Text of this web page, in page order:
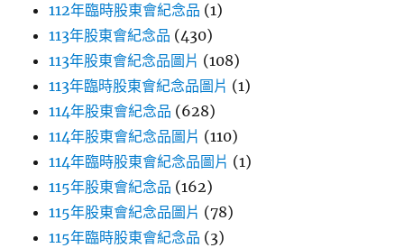
112年臨時股東會紀念品 (1)
113年股東會紀念品 (430)
113年股東會紀念品圖片 (108)
113年臨時股東會紀念品圖片 (1)
114年股東會紀念品 (628)
114年股東會紀念品圖片 (110)
114年臨時股東會紀念品圖片 (1)
115年股東會紀念品 (162)
115年股東會紀念品圖片 (78)
115年臨時股東會紀念品 (3)